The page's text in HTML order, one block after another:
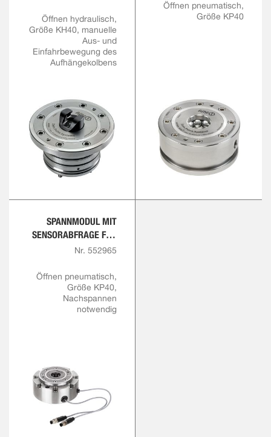
Öffnen hydraulisch,
Größe KH40, manuelle
Aus- und
Einfahrbewegung des
Aufhängekolbens
Öffnen pneumatisch,
Größe KP40
SPANNMODUL MIT
SENSORABFRAGE FÜR
ÖFFNUNG UND
Nr. 552965
Öffnen pneumatisch,
Größe KP40,
Nachspannen
notwendig